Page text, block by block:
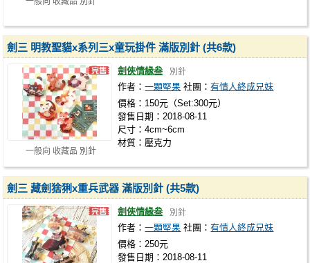
一般向 收藏品 別針
劍三 明教聖貓x系列三x童玩掛件 滿版別針 (共6款)
劍俠情緣叁 別針
作者：一顆堅果 社團：有情人終成兄妹
價格：150元（Set:300元）
發售日期：2018-08-11
尺寸：4cm~6cm
材質：壓克力
劍三 藏劍猞猁x重兵武器 滿版別針 (共5款)
劍俠情緣叁 別針
作者：一顆堅果 社團：有情人終成兄妹
價格：250元
發售日期：2018-08-11